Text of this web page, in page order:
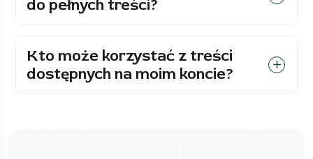
do pełnych treści?
Kto może korzystać z treści
dostępnych na moim koncie?